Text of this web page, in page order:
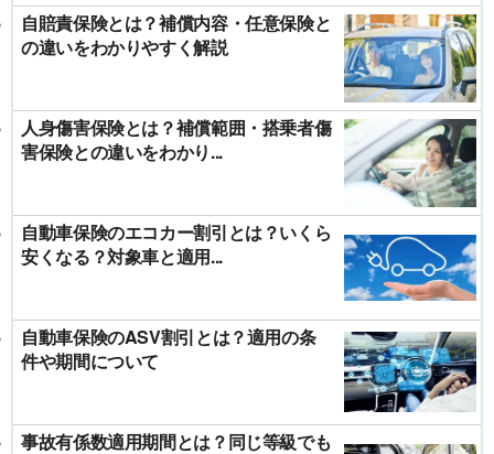
自賠責保険とは？補償内容・任意保険と
の違いをわかりやすく解説
人身傷害保険とは？補償範囲・搭乗者傷
害保険との違いをわかり...
自動車保険のエコカー割引とは？いくら
安くなる？対象車と適用...
自動車保険のASV割引とは？適用の条
件や期間について
事故有係数適用期間とは？同じ等級でも